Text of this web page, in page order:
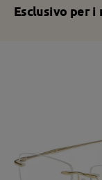
Esclusivo per